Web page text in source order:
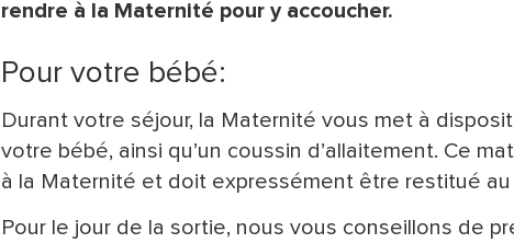
rendre à la Maternité pour y accoucher.
Pour votre bébé:
Durant votre séjour, la Maternité vous met à
votre bébé, ainsi qu’un coussin d’allaitement. Ce
à la Maternité et doit expressément être restitué
Pour le jour de la sortie, nous vous conseillons de